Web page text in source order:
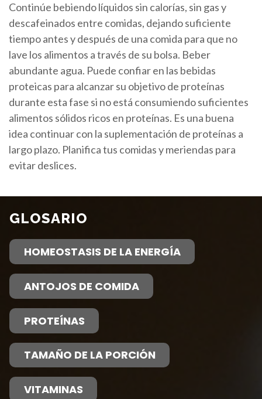
Continúe bebiendo líquidos sin calorías, sin gas y
descafeinados entre comidas, dejando suficiente
tiempo antes y después de una comida para que no
lave los alimentos a través de su bolsa. Beber
abundante agua. Puede confiar en las bebidas
proteicas para alcanzar su objetivo de proteínas
durante esta fase si no está consumiendo suficientes
alimentos sólidos ricos en proteínas. Es una buena
idea continuar con la suplementación de proteínas a
largo plazo. Planifica tus comidas y meriendas para
evitar deslices.
GLOSARIO
HOMEOSTASIS DE LA ENERGÍA
ANTOJOS DE COMIDA
PROTEÍNAS
TAMAÑO DE LA PORCIÓN
VITAMINAS